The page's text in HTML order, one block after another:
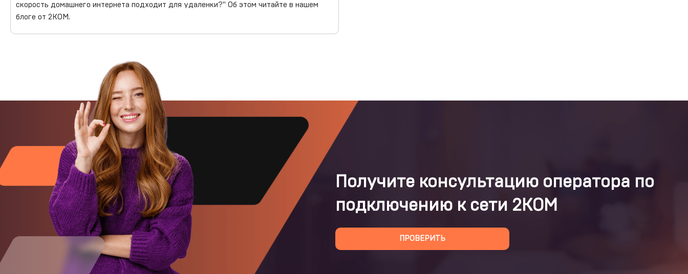
скорость домашнего интернета подходит для удаленки?" Об этом читайте в нашем
блоге от 2КОМ.
Получите консультацию оператора по
подключению к сети 2КОМ
ПРОВЕРИТЬ